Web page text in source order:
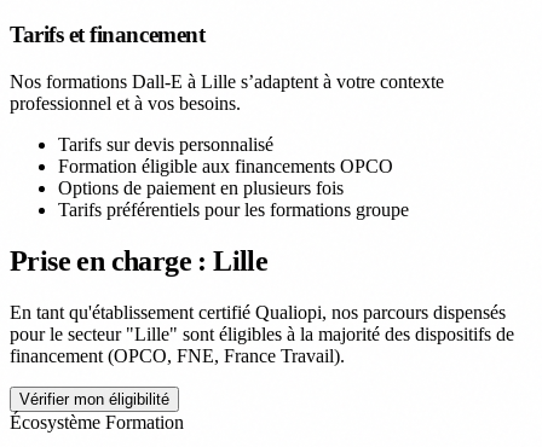
Tarifs et financement
Nos formations Dall-E à Lille s’adaptent à votre contexte
professionnel et à vos besoins.
Tarifs sur devis personnalisé
Formation éligible aux financements OPCO
Options de paiement en plusieurs fois
Tarifs préférentiels pour les formations groupe
Prise en charge : Lille
En tant qu'établissement certifié Qualiopi, nos parcours dispensés
pour le secteur "Lille" sont éligibles à la majorité des dispositifs de
financement (OPCO, FNE, France Travail).
Vérifier mon éligibilité
Écosystème Formation